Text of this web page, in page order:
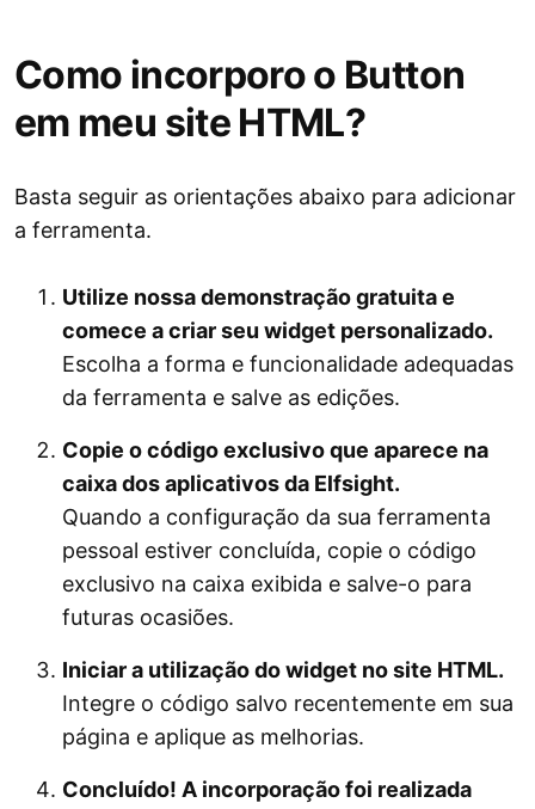
Como incorporo o Button
em meu site HTML?
Basta seguir as orientações abaixo para adicionar
a ferramenta.
Utilize nossa demonstração gratuita e
comece a criar seu widget personalizado.
Escolha a forma e funcionalidade adequadas
da ferramenta e salve as edições.
Copie o código exclusivo que aparece na
caixa dos aplicativos da Elfsight.
Quando a configuração da sua ferramenta
pessoal estiver concluída, copie o código
exclusivo na caixa exibida e salve-o para
futuras ocasiões.
Iniciar a utilização do widget no site HTML.
Integre o código salvo recentemente em sua
página e aplique as melhorias.
Concluído! A incorporação foi realizada